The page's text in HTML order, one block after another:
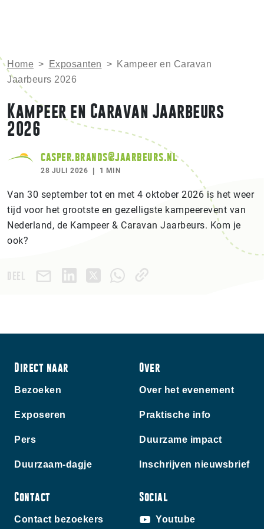
Home > Exposanten > Kampeer en Caravan
Jaarbeurs 2026
Kampeer en Caravan Jaarbeurs
2026
casper.brands@jaarbeurs.nl
28 JULI 2026 1 MIN
Van 30 september tot en met 4 oktober 2026 is het weer
tijd voor het grootste en gezelligste kampeerevent van
Nederland, de Kampeer & Caravan Jaarbeurs. Kom je
ook?
DEEL
Direct naar
Bezoeken
Exposeren
Pers
Duurzaam-dagje
Over
Over het evenement
Praktische info
Duurzame impact
Inschrijven nieuwsbrief
Contact
Contact bezoekers
Social
Youtube